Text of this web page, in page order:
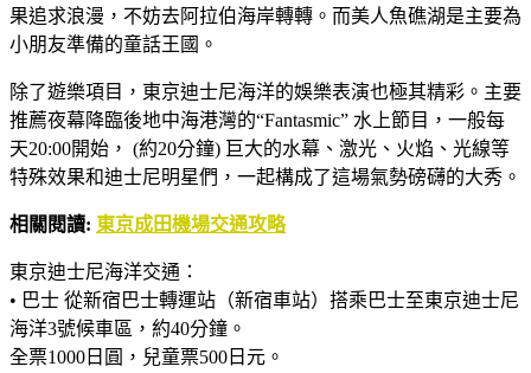
果追求浪漫，不妨去阿拉伯海岸轉轉。而美人魚礁湖是主要為
小朋友準備的童話王國。
除了遊樂項目，東京迪士尼海洋的娛樂表演也極其精彩。主要
推薦夜幕降臨後地中海港灣的“Fantasmic” 水上節目，一般每
天20:00開始， (約20分鐘) 巨大的水幕、激光、火焰、光線等
特殊效果和迪士尼明星們，一起構成了這場氣勢磅礴的大秀。
相關閱讀: 東京成田機場交通攻略
東京迪士尼海洋交通：
• 巴士 從新宿巴士轉運站（新宿車站）搭乘巴士至東京迪士尼
海洋3號候車區，約40分鐘。
全票1000日圓，兒童票500日元。